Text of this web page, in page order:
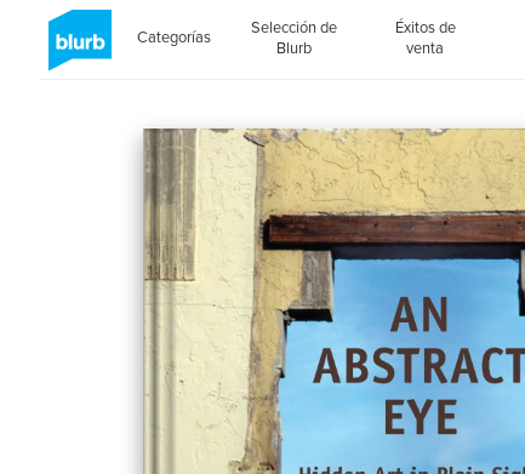
Categorías
Selección de
Blurb
Éxitos de
venta